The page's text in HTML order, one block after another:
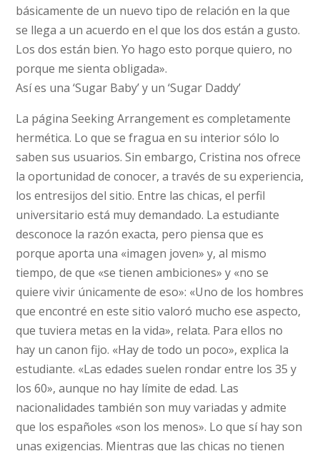
básicamente de un nuevo tipo de relación en la que
se llega a un acuerdo en el que los dos están a gusto.
Los dos están bien. Yo hago esto porque quiero, no
porque me sienta obligada».
Así es una ‘Sugar Baby’ y un ‘Sugar Daddy’
La página Seeking Arrangement es completamente
hermética. Lo que se fragua en su interior sólo lo
saben sus usuarios. Sin embargo, Cristina nos ofrece
la oportunidad de conocer, a través de su experiencia,
los entresijos del sitio. Entre las chicas, el perfil
universitario está muy demandado. La estudiante
desconoce la razón exacta, pero piensa que es
porque aporta una «imagen joven» y, al mismo
tiempo, de que «se tienen ambiciones» y «no se
quiere vivir únicamente de eso»: «Uno de los hombres
que encontré en este sitio valoró mucho ese aspecto,
que tuviera metas en la vida», relata. Para ellos no
hay un canon fijo. «Hay de todo un poco», explica la
estudiante. «Las edades suelen rondar entre los 35 y
los 60», aunque no hay límite de edad. Las
nacionalidades también son muy variadas y admite
que los españoles «son los menos». Lo que sí hay son
unas exigencias. Mientras que las chicas no tienen